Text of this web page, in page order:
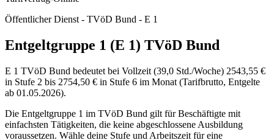
Öffentlicher Dienst - TVöD Bund - E 1
Entgeltgruppe 1 (E 1) TVöD Bund
E 1 TVöD Bund bedeutet bei Vollzeit (39,0 Std./Woche) 2543,55 €
in Stufe 2 bis 2754,50 € in Stufe 6 im Monat (Tarifbrutto, Entgelte
ab 01.05.2026).
Die Entgeltgruppe 1 im TVöD Bund gilt für Beschäftigte mit
einfachsten Tätigkeiten, die keine abgeschlossene Ausbildung
voraussetzen. Wähle deine Stufe und Arbeitszeit für eine